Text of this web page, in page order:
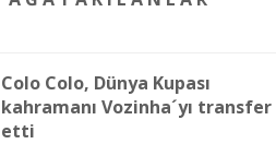
Colo Colo, Dünya Kupası
kahramanı Vozinha´yı transfer
etti